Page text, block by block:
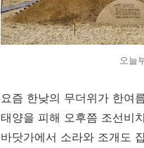
오늘
요즘 한낮의 무더위가 한여
태양을 피해 오후쯤 조선비
바닷가에서 소라와 조개도